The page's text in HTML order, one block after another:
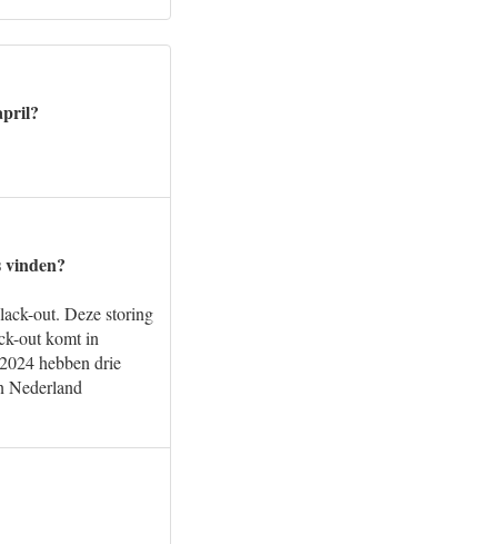
vinden?
out. Deze storing
out komt in
hebben drie
Nederland